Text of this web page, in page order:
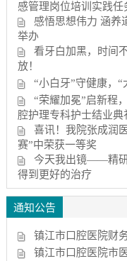
感管理岗位培训实践任
感悟思想伟力 涵
举办
看牙白加黑，时间
放！
“小白牙”守健康，“
“荣耀加冕”启新程
腔护理专科护士结业
喜讯！我院张成润
赛”中荣获一等奖
今天我出镜——精
得到更好的治疗
通知公告
镇江市口腔医院财
镇江市口腔医院市